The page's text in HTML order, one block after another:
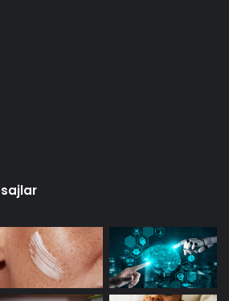
ot beslemeli tereyağı ile değiştirin.